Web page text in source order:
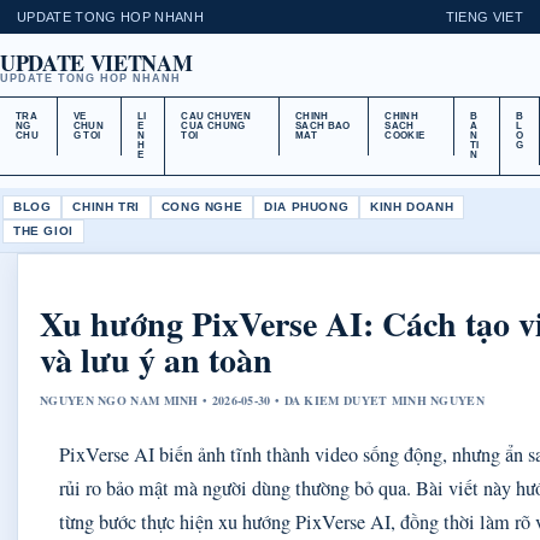
UPDATE TONG HOP NHANH TIENG VIET
UPDATE VIETNAM
UPDATE TONG HOP NHANH
TRA
NG
CHU
VE
CHUN
G TOI
LI
E
N
H
E
CAU CHUYEN
CUA CHUNG
TOI
CHINH
SACH BAO
MAT
CHINH
SACH
COOKIE
B
A
N
TI
N
B
L
O
G
BLOG CHINH TRI CONG NGHE DIA PHUONG
KINH DOANH
THE GIOI
Xu hướng PixVerse AI: Cách tạo
và lưu ý an toàn
NGUYEN NGO NAM MINH • 2026-05-30 • DA KIEM DUYET MINH NGUYEN
PixVerse AI biến ảnh tĩnh thành video sống động, nhưng ẩn
rủi ro bảo mật mà người dùng thường bỏ qua. Bài viết này
từng bước thực hiện xu hướng PixVerse AI, đồng thời làm rõ